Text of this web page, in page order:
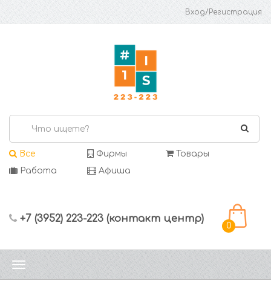
Вход/Регистрация
Все Фирмы
Товары
Работа
Афиша
+7 (3952) 223-223 (контакт центр)
0